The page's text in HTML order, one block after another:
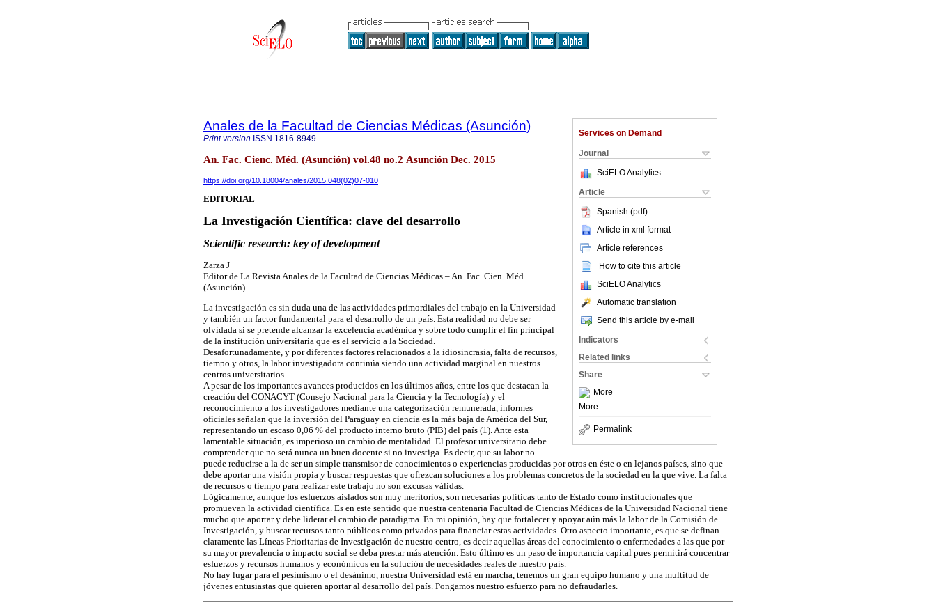
Services on Demand
Journal
SciELO Analytics
Article
Spanish (pdf)
Article in xml format
Article references
How to cite this article
SciELO Analytics
Automatic translation
Send this article by e-mail
Indicators
Related links
Share
More
More
Permalink
Anales de la Facultad de Ciencias Médicas (Asunción)
Print version ISSN 1816-8949
An. Fac. Cienc. Méd. (Asunción) vol.48 no.2 Asunción Dec. 2015
https://doi.org/10.18004/anales/2015.048(02)07-010
EDITORIAL
La Investigación Científica: clave del desarrollo
Scientific research: key of development
Zarza J
Editor de La Revista Anales de la Facultad de Ciencias Médicas – An. Fac. Cien. Méd
(Asunción)
La investigación es sin duda una de las actividades primordiales del trabajo en la Universidad
y también un factor fundamental para el desarrollo de un país. Esta realidad no debe ser
olvidada si se pretende alcanzar la excelencia académica y sobre todo cumplir el fin principal
de la institución universitaria que es el servicio a la Sociedad.
Desafortunadamente, y por diferentes factores relacionados a la idiosincrasia, falta de recursos,
tiempo y otros, la labor investigadora continúa siendo una actividad marginal en nuestros
centros universitarios.
A pesar de los importantes avances producidos en los últimos años, entre los que destacan la
creación del CONACYT (Consejo Nacional para la Ciencia y la Tecnología) y el
reconocimiento a los investigadores mediante una categorización remunerada, informes
oficiales señalan que la inversión del Paraguay en ciencia es la más baja de América del Sur,
representando un escaso 0,06 % del producto interno bruto (PIB) del país (1). Ante esta
lamentable situación, es imperioso un cambio de mentalidad. El profesor universitario debe
comprender que no será nunca un buen docente si no investiga. Es decir, que su labor no
puede reducirse a la de ser un simple transmisor de conocimientos o experiencias producidas por otros en éste o en lejanos países, sino que
debe aportar una visión propia y buscar respuestas que ofrezcan soluciones a los problemas concretos de la sociedad en la que vive. La falta
de recursos o tiempo para realizar este trabajo no son excusas válidas.
Lógicamente, aunque los esfuerzos aislados son muy meritorios, son necesarias políticas tanto de Estado como institucionales que
promuevan la actividad científica. Es en este sentido que nuestra centenaria Facultad de Ciencias Médicas de la Universidad Nacional tiene
mucho que aportar y debe liderar el cambio de paradigma. En mi opinión, hay que fortalecer y apoyar aún más la labor de la Comisión de
Investigación, y buscar recursos tanto públicos como privados para financiar estas actividades. Otro aspecto importante, es que se definan
claramente las Líneas Prioritarias de Investigación de nuestro centro, es decir aquellas áreas del conocimiento o enfermedades a las que por
su mayor prevalencia o impacto social se deba prestar más atención. Esto último es un paso de importancia capital pues permitirá concentrar
esfuerzos y recursos humanos y económicos en la solución de necesidades reales de nuestro país.
No hay lugar para el pesimismo o el desánimo, nuestra Universidad está en marcha, tenemos un gran equipo humano y una multitud de
jóvenes entusiastas que quieren aportar al desarrollo del país. Pongamos nuestro esfuerzo para no defraudarles.